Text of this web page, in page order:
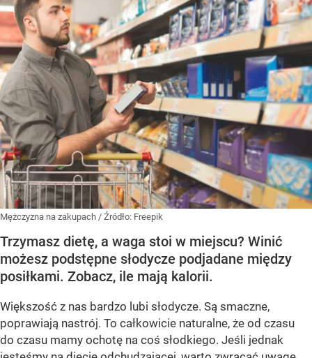
Mężczyzna na zakupach / Źródło: Freepik
Trzymasz dietę, a waga stoi w miejscu? Winić
możesz podstępne słodycze podjadane między
posiłkami. Zobacz, ile mają kalorii.
Większość z nas bardzo lubi słodycze. Są smaczne,
poprawiają nastrój. To całkowicie naturalne, że od czasu
do czasu mamy ochotę na coś słodkiego. Jeśli jednak